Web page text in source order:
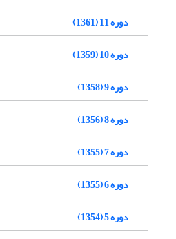
دوره 11 (1361)
دوره 10 (1359)
دوره 9 (1358)
دوره 8 (1356)
دوره 7 (1355)
دوره 6 (1355)
دوره 5 (1354)